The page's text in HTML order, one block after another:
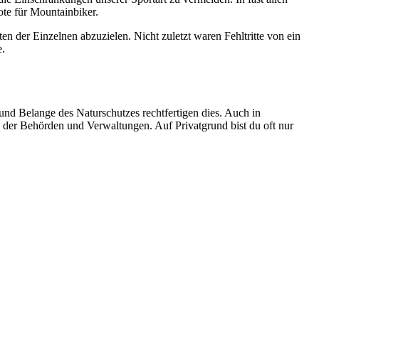
für Mountainbiker.
der Einzelnen abzuzielen. Nicht zuletzt waren Fehltritte von ein
Belange des Naturschutzes rechtfertigen dies. Auch in
Behörden und Verwaltungen. Auf Privatgrund bist du oft nur